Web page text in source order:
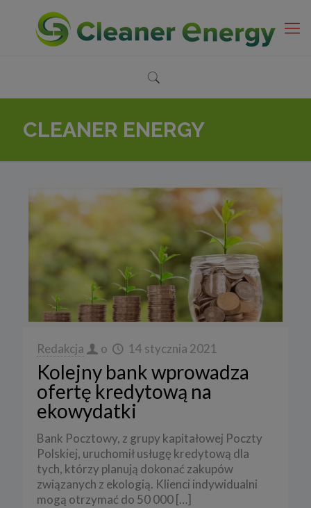
CLEANER ENERGY
Redakcja o 14 stycznia 2021
Kolejny bank wprowadza
ofertę kredytową na
ekowydatki
Bank Pocztowy, z grupy kapitałowej Poczty
Polskiej, uruchomił usługę kredytową dla
tych, którzy planują dokonać zakupów
związanych z ekologią. Klienci indywidualni
mogą otrzymać do 50 000 […]